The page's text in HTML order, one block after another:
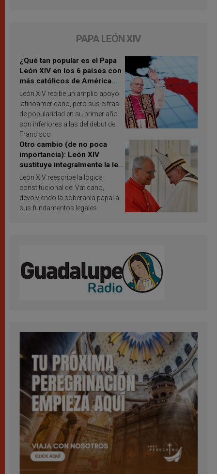
PAPA LEÓN XIV
¿Qué tan popular es el Papa
León XIV en los 6 países con
más católicos de América
Latina en 2026? Publican
resultados de investigación
León XIV recibe un amplio apoyo
latinoamericano, pero sus cifras
de popularidad en su primer año
son inferiores a las del debut de
Francisco
Otro cambio (de no poca
importancia): León XIV
sustituye integralmente la ley
vaticana de Papa Francisco
León XIV reescribe la lógica
constitucional del Vaticano,
devolviendo la soberanía papal a
sus fundamentos legales